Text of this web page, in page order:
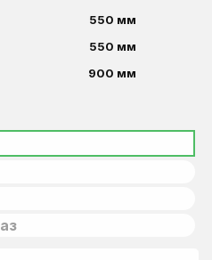
550 мм
550 мм
900 мм